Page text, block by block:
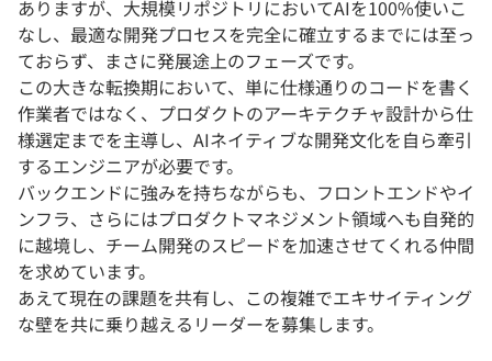
ありますが、大規模リポジトリにおいてAIを100%使いこ
なし、最適な開発プロセスを完全に確立するまでには至っ
ておらず、まさに発展途上のフェーズです。
この大きな転換期において、単に仕様通りのコードを書く
作業者ではなく、プロダクトのアーキテクチャ設計から仕
様選定までを主導し、AIネイティブな開発文化を自ら牽引
するエンジニアが必要です。
バックエンドに強みを持ちながらも、フロントエンドやイ
ンフラ、さらにはプロダクトマネジメント領域へも自発的
に越境し、チーム開発のスピードを加速させてくれる仲間
を求めています。
あえて現在の課題を共有し、この複雑でエキサイティング
な壁を共に乗り越えるリーダーを募集します。